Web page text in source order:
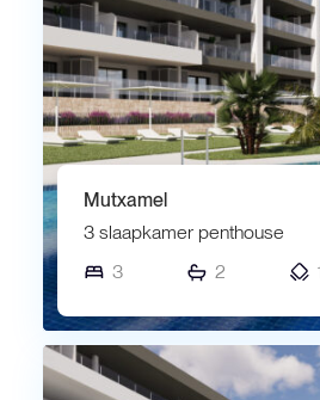
Mutxamel
3 slaapkamer penthouse
3
2